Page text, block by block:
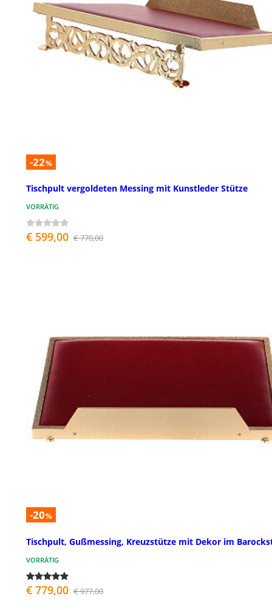
-22%
Tischpult vergoldeten Messing mit Kunstleder Stütze
VORRÄTIG
€ 599,00 € 770,00
-20%
Tischpult, Gußmessing, Kreuzstütze mit Dekor im
VORRÄTIG
€ 779,00 € 977,00